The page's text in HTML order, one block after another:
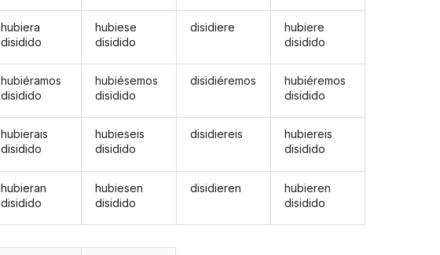
hubiera
disidido
hubiéramos
disidido
hubierais
disidido
hubieran
disidido
hubiese
disidido
hubiésemos
disidido
hubieseis
disidido
hubiesen
disidido
disidiere
disidiéremos
disidiereis
disidieren
hubiere
disidido
hubiéremos
disidido
hubiereis
disidido
hubieren
disidido